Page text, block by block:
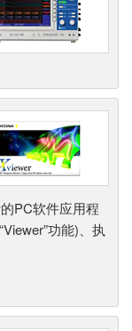
PC软件应用程
功能)、执